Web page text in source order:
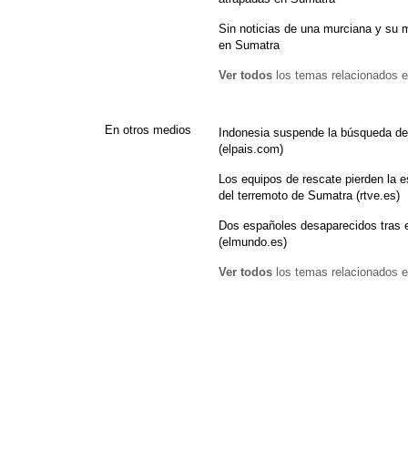
Sin noticias de una murciana y su
en Sumatra
Ver todos los temas relacionados
En otros medios
Indonesia suspende la búsqueda
(elpais.com)
Los equipos de rescate pierden la
del terremoto de Sumatra (rtve.es)
Dos españoles desaparecidos tras
(elmundo.es)
Ver todos los temas relacionados